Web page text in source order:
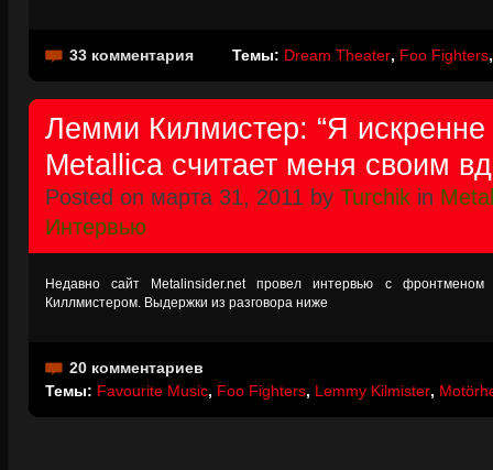
33 комментария Темы: Dream Theater, Foo Fighters
Лемми Килмистер: “Я искренне
Metallica считает меня своим
Posted on марта 31, 2011 by Turchik in
Интервью
Недавно сайт Metalinsider.net провел интервью с
Киллмистером. Выдержки из разговора ниже
20 комментариев
Темы: Favourite Music, Foo Fighters, Lemmy Kilmister,